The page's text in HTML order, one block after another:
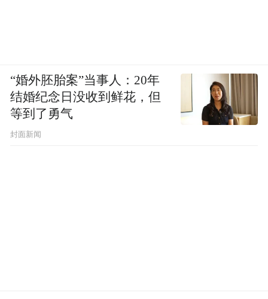
“婚外胚胎案”当事人：20年
结婚纪念日没收到鲜花，但
等到了勇气
封面新闻